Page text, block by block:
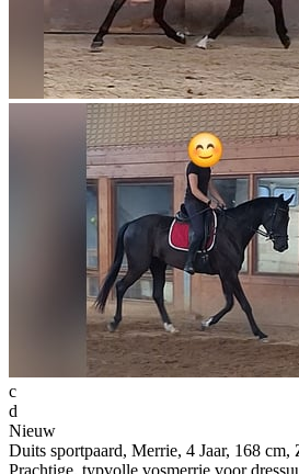
c
d
Nieuw
Duits sportpaard, Merrie, 4 Jaar, 168 cm,